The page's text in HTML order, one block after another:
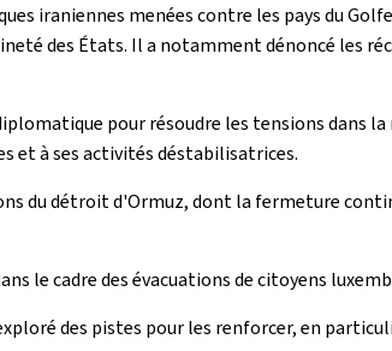
iraniennes menées contre les pays du
des États. Il a notamment dénoncé les
pour résoudre les tensions dans
et à ses activités déstabilisatrices.
du détroit d'Ormuz, dont la fermeture
le cadre des évacuations de citoyens
des pistes pour les renforcer, en